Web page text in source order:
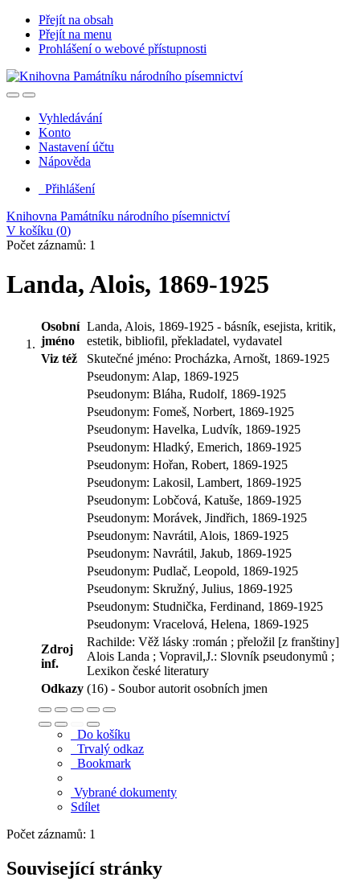
Přejít na obsah
Přejít na menu
Prohlášení o webové přístupnosti
Vyhledávání
Konto
Nastavení účtu
Nápověda
Přihlášení
Knihovna Památníku národního písemnictví
V košíku (0)
Počet záznamů: 1
Landa, Alois, 1869-1925
Osobní
jméno
Landa, Alois, 1869-1925 - básník, esejista, kritik,
estetik, bibliofil, překladatel, vydavatel
Viz též
Skutečné jméno: Procházka, Arnošt, 1869-1925
Pseudonym: Alap, 1869-1925
Pseudonym: Bláha, Rudolf, 1869-1925
Pseudonym: Fomeš, Norbert, 1869-1925
Pseudonym: Havelka, Ludvík, 1869-1925
Pseudonym: Hladký, Emerich, 1869-1925
Pseudonym: Hořan, Robert, 1869-1925
Pseudonym: Lakosil, Lambert, 1869-1925
Pseudonym: Lobčová, Katuše, 1869-1925
Pseudonym: Morávek, Jindřich, 1869-1925
Pseudonym: Navrátil, Alois, 1869-1925
Pseudonym: Navrátil, Jakub, 1869-1925
Pseudonym: Pudlač, Leopold, 1869-1925
Pseudonym: Skružný, Julius, 1869-1925
Pseudonym: Studnička, Ferdinand, 1869-1925
Pseudonym: Vracelová, Helena, 1869-1925
Zdroj
inf.
Rachilde: Věž lásky :román ; přeložil [z franštiny]
Alois Landa ; Vopravil,J.: Slovník pseudonymů ;
Lexikon české literatury
Odkazy (16) - Soubor autorit osobních jmen
Do košíku
Trvalý odkaz
Bookmark
Vybrané dokumenty
Sdílet
Počet záznamů: 1
Související stránky